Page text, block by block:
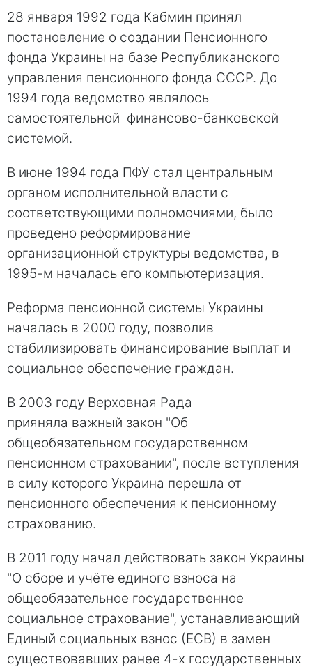
28 января 1992 года Кабмин принял
постановление о создании Пенсионного
фонда Украины на базе Республиканского
управления пенсионного фонда СССР. До
1994 года ведомство являлось
самостоятельной финансово-банковской
системой.
В июне 1994 года ПФУ стал центральным
органом исполнительной власти с
соответствующими полномочиями, было
проведено реформирование
организационной структуры ведомства, в
1995-м началась его компьютеризация.
Реформа пенсионной системы Украины
началась в 2000 году, позволив
стабилизировать финансирование выплат и
социальное обеспечение граждан.
В 2003 году Верховная Рада
прияняла важный закон "Об
общеобязательном государственном
пенсионном страховании", после вступления
в силу которого Украина перешла от
пенсионного обеспечения к пенсионному
страхованию.
В 2011 году начал действовать закон Украины
"О сборе и учёте единого взноса на
общеобязательное государственное
социальное страхование", устанавливающий
Единый социальных взнос (ЕСВ) в замен
существовавших ранее 4-х государственных